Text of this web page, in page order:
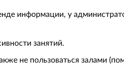
информации, у
занятий.
не пользоваться залами